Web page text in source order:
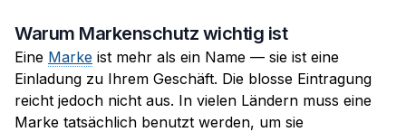
Warum Markenschutz wichtig ist
Eine Marke ist mehr als ein Name — sie ist eine
Einladung zu Ihrem Geschäft. Die blosse Eintragung
reicht jedoch nicht aus. In vielen Ländern muss eine
Marke tatsächlich benutzt werden, um sie